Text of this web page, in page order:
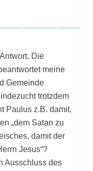
Die
meine
Gemeinde
trotzdem
Paulus z.B. damit,
„dem Satan zu
damit der
Jesus“?
Ausschluss des